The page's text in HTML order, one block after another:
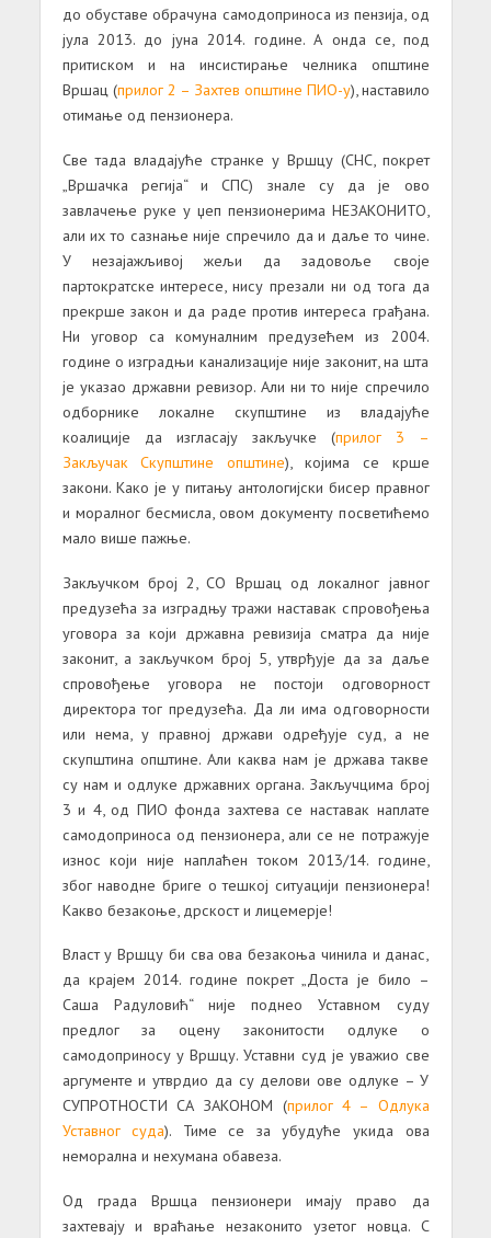
до обуставе обрачуна самодоприноса из пензија, од
јула 2013. до јуна 2014. године. А онда се, под
притиском и на инсистирање челника општине
Вршац (прилог 2 – Захтев општине ПИО-у), наставило
отимање од пензионера.
Све тада владајуће странке у Вршцу (СНС, покрет
„Вршачка регија“ и СПС) знале су да је ово
завлачење руке у џеп пензионерима НЕЗАКОНИТО,
али их то сазнање није спречило да и даље то чине.
У незајажљивој жељи да задовоље своје
партократске интересе, нису презали ни од тога да
прекрше закон и да раде против интереса грађана.
Ни уговор са комуналним предузећем из 2004.
године о изградњи канализације није законит, на шта
је указао државни ревизор. Али ни то није спречило
одборнике локалне скупштине из владајуће
коалиције да изгласају закључке (прилог 3 –
Закључак Скупштине општине), којима се крше
закони. Како је у питању антологијски бисер правног
и моралног бесмисла, овом документу посветићемо
мало више пажње.
Закључком број 2, СО Вршац од локалног јавног
предузећа за изградњу тражи наставак спровођења
уговора за који државна ревизија сматра да није
законит, а закључком број 5, утврђује да за даље
спровођење уговора не постоји одговорност
директора тог предузећа. Да ли има одговорности
или нема, у правној држави одређује суд, а не
скупштина општине. Али каква нам је држава такве
су нам и одлуке државних органа. Закључцима број
3 и 4, од ПИО фонда захтева се наставак наплате
самодоприноса од пензионера, али се не потражује
износ који није наплаћен током 2013/14. године,
због наводне бриге о тешкој ситуацији пензионера!
Какво безакоње, дрскост и лицемерје!
Власт у Вршцу би сва ова безакоња чинила и данас,
да крајем 2014. године покрет „Доста је било –
Саша Радуловић“ није поднео Уставном суду
предлог за оцену законитости одлуке о
самодоприносу у Вршцу. Уставни суд је уважио све
аргументе и утврдио да су делови ове одлуке – У
СУПРОТНОСТИ СА ЗАКОНОМ (прилог 4 – Одлука
Уставног суда). Тиме се за убудуће укида ова
неморална и нехумана обавеза.
Од града Вршца пензионери имају право да
захтевају и враћање незаконито узетог новца. С